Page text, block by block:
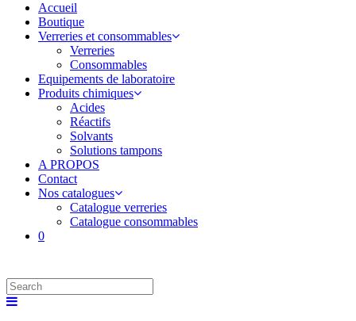
Accueil
Boutique
Verreries et consommables
Verreries
Consommables
Equipements de laboratoire
Produits chimiques
Acides
Réactifs
Solvants
Solutions tampons
A PROPOS
Contact
Nos catalogues
Catalogue verreries
Catalogue consommables
0